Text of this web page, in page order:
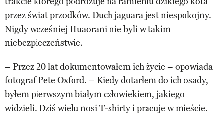
przez świat przodków. Duch jaguara jest niespokojny.
Nigdy wcześniej Huaorani nie byli w takim
niebezpieczeństwie.
– Przez 20 lat dokumentowałem ich życie – opowiada
fotograf Pete Oxford. – Kiedy dotarłem do ich osady,
byłem pierwszym białym człowiekiem, jakiego
widzieli. Dziś wielu nosi T-shirty i pracuje w mieście.